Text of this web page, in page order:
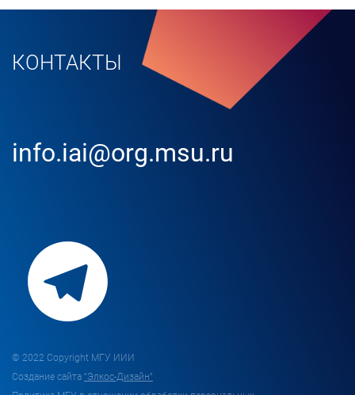
КОНТАКТЫ
info.iai@org.msu.ru
© 2022 Copyright МГУ ИИИ
Создание сайта “Элкос-Дизайн”